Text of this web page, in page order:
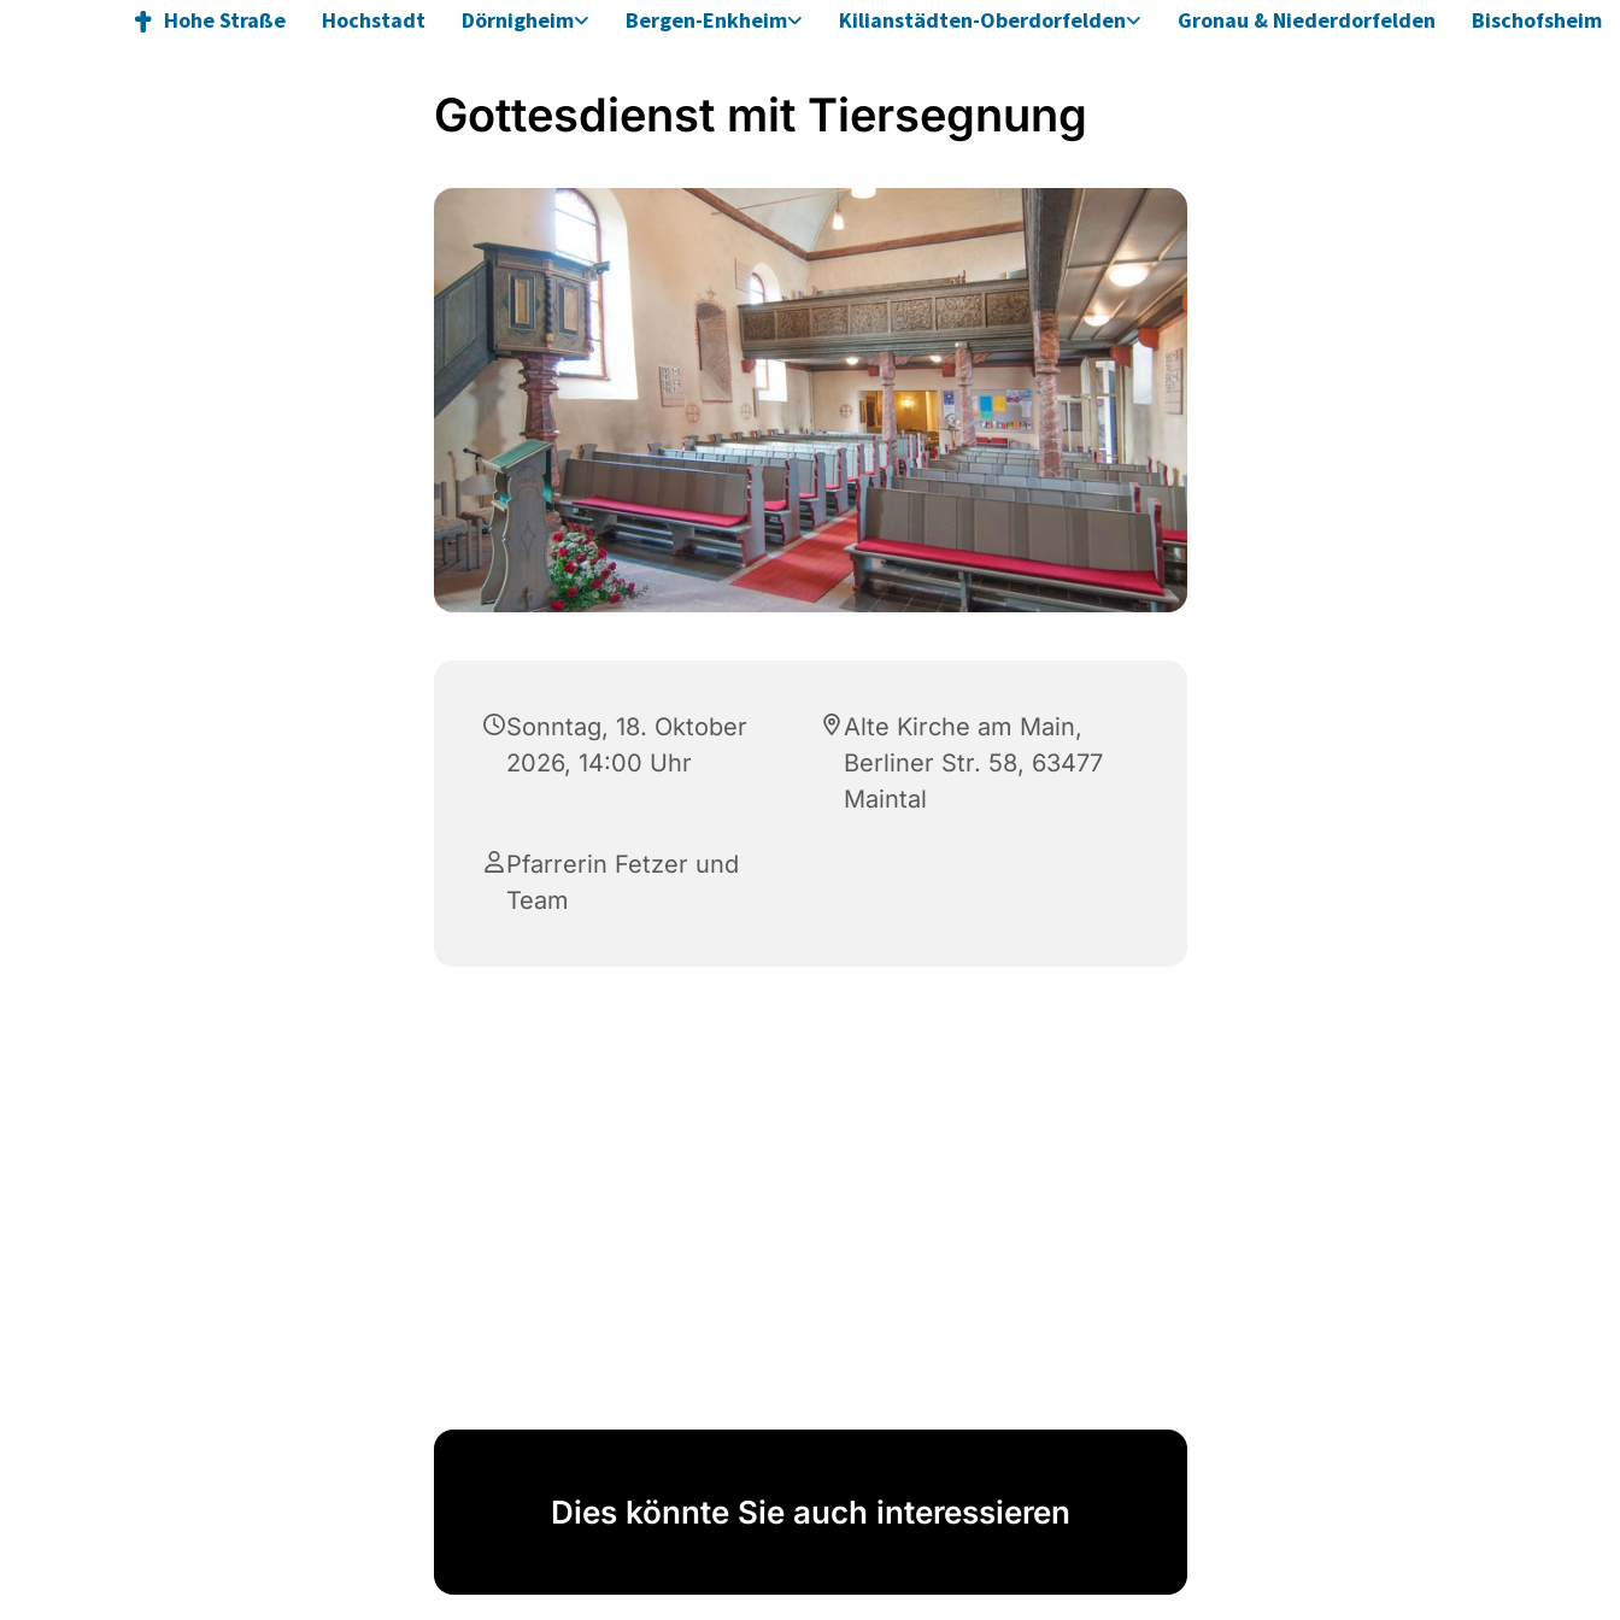
Hohe Straße Hochstadt Dörnigheim Bergen-Enkheim Kilianstädten-Oberdorfelden Gronau & Niederdorfelden Bischofsheim
Gottesdienst mit Tiersegnung
Sonntag, 18. Oktober
2026, 14:00 Uhr
Alte Kirche am Main,
Berliner Str. 58, 63477
Maintal
Pfarrerin Fetzer und
Team
Dies könnte Sie auch interessieren